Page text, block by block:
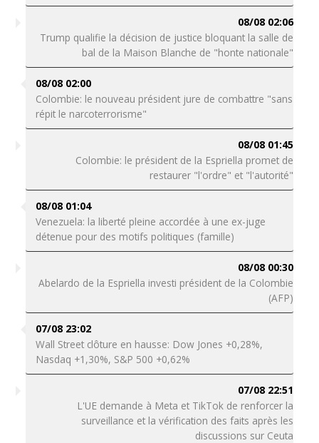
08/08 02:06
Trump qualifie la décision de justice bloquant la salle de
bal de la Maison Blanche de "honte nationale"
08/08 02:00
Colombie: le nouveau président jure de combattre "sans
répit le narcoterrorisme"
08/08 01:45
Colombie: le président de la Espriella promet de
restaurer "l'ordre" et "l'autorité"
08/08 01:04
Venezuela: la liberté pleine accordée à une ex-juge
détenue pour des motifs politiques (famille)
08/08 00:30
Abelardo de la Espriella investi président de la Colombie
(AFP)
07/08 23:02
Wall Street clôture en hausse: Dow Jones +0,28%,
Nasdaq +1,30%, S&P 500 +0,62%
07/08 22:51
L'UE demande à Meta et TikTok de renforcer la
surveillance et la vérification des faits après les
discussions sur Ceuta